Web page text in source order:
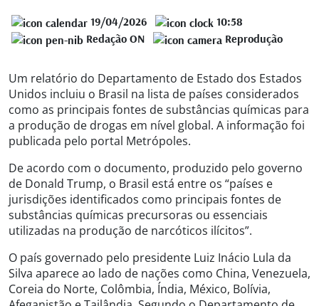
19/04/2026
10:58
Redação ON
Reprodução
Um relatório do Departamento de Estado dos Estados
Unidos incluiu o Brasil na lista de países considerados
como as principais fontes de substâncias químicas para
a produção de drogas em nível global. A informação foi
publicada pelo portal Metrópoles.
De acordo com o documento, produzido pelo governo
de Donald Trump, o Brasil está entre os “países e
jurisdições identificados como principais fontes de
substâncias químicas precursoras ou essenciais
utilizadas na produção de narcóticos ilícitos”.
O país governado pelo presidente Luiz Inácio Lula da
Silva aparece ao lado de nações como China, Venezuela,
Coreia do Norte, Colômbia, Índia, México, Bolívia,